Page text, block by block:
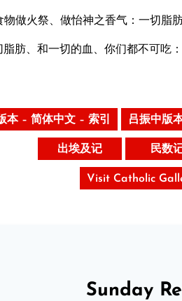
做火祭、做怡神之香气：一切脂
肪、和一切的血、你们都不可吃
本 – 简体中文 – 索引 吕振中版
出埃及记 民数
Visit Catholic
Sunday